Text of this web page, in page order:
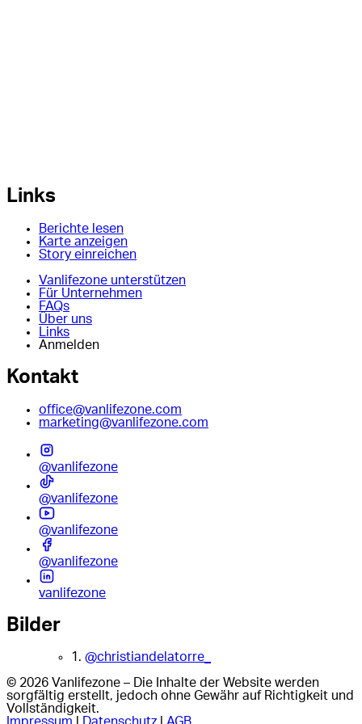
Links
Berichte lesen
Karte anzeigen
Story einreichen
Vanlifezone unterstützen
Für Unternehmen
FAQs
Über uns
Links
Anmelden
Kontakt
office@vanlifezone.com
marketing@vanlifezone.com
@vanlifezone
@vanlifezone
@vanlifezone
@vanlifezone
vanlifezone
Bilder
1. @christiandelatorre_
© 2026 Vanlifezone – Die Inhalte der Website werden
sorgfältig erstellt, jedoch ohne Gewähr auf Richtigkeit und
Vollständigkeit.